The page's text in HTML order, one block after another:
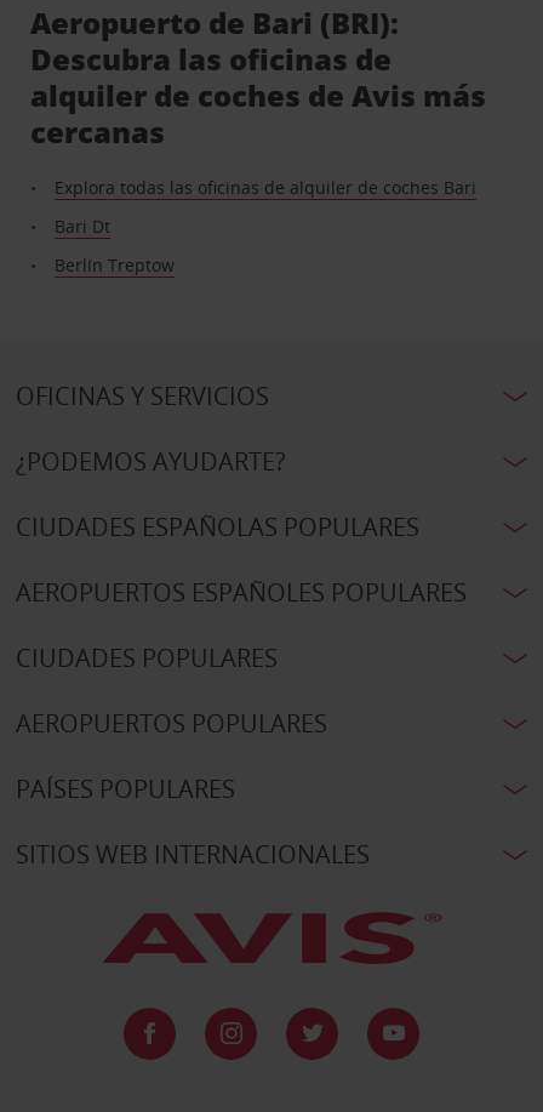
Aeropuerto de Bari (BRI):
Descubra las oficinas de
alquiler de coches de Avis más
cercanas
Explora todas las oficinas de alquiler de coches Bari
Bari Dt
Berlín Treptow
OFICINAS Y SERVICIOS
¿PODEMOS AYUDARTE?
CIUDADES ESPAÑOLAS POPULARES
AEROPUERTOS ESPAÑOLES POPULARES
CIUDADES POPULARES
AEROPUERTOS POPULARES
PAÍSES POPULARES
SITIOS WEB INTERNACIONALES